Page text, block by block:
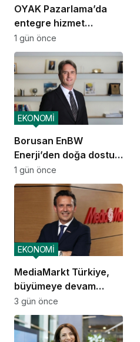
OYAK Pazarlama’da
entegre hizmet
ekosistemi kuruluyor
1 gün önce
Borusan EnBW
Enerji’den doğa dostu
proje
EKONOMİ
1 gün önce
MediaMarkt Türkiye,
büyümeye devam
ediyor
EKONOMİ
3 gün önce